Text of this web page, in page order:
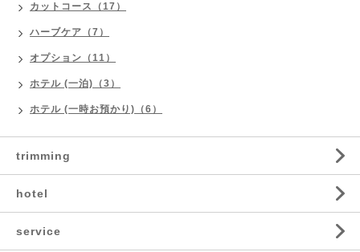
カットコース（17）
ハーブケア（7）
オプション（11）
ホテル (一泊)（3）
ホテル (一時お預かり)（6）
trimming
hotel
service